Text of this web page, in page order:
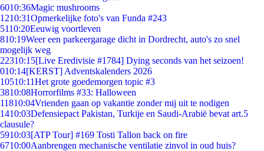
6010:36Magic mushrooms
1210:31Opmerkelijke foto's van Funda #243
5110:20Eeuwig voortleven
810:19Weer een parkeergarage dicht in Dordrecht, auto's zo snel
mogelijk weg
22310:15[Live Eredivisie #1784] Dying seconds van het seizoen!
010:14[KERST] Adventskalenders 2026
10510:11Het grote goedemorgen topic #3
3810:08Horrorfilms #33: Halloween
11810:04Vrienden gaan op vakantie zonder mij uit te nodigen
1410:03Defensiepact Pakistan, Turkije en Saudi-Arabië bevat art.5
clausule?
5910:03[ATP Tour] #169 Tosti Tallon back on fire
6710:00Aanbrengen mechanische ventilatie zinvol in oud huis?